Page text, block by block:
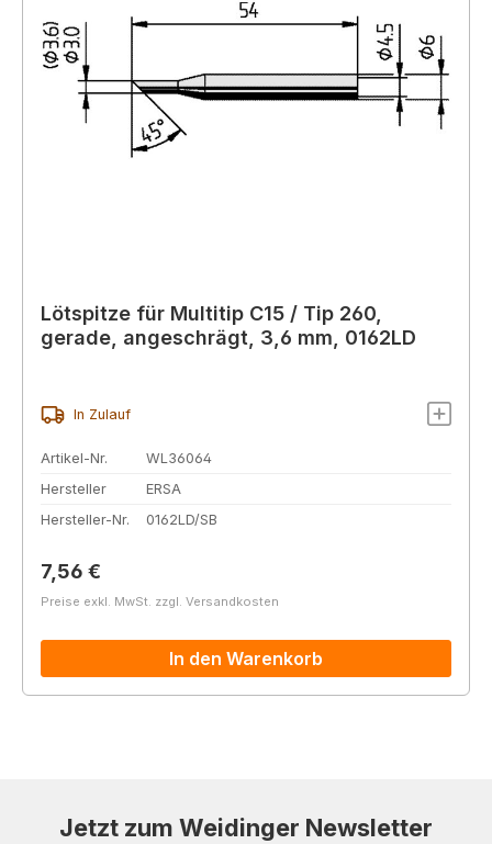
Lötspitze für Multitip C15 / Tip 260,
gerade, angeschrägt, 3,6 mm, 0162LD
In Zulauf
Artikel-Nr.
WL36064
Hersteller
ERSA
Hersteller-Nr.
0162LD/SB
Regulärer Preis:
7,56 €
Preise exkl. MwSt. zzgl. Versandkosten
In den Warenkorb
Jetzt zum Weidinger Newsletter